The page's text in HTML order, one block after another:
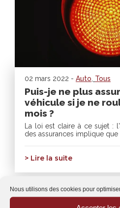
Nous utilisons des cookies pour
02 mars 2022 - Auto Tous
Puis-je ne plus
véhicule si je ne
mois ?
La loi est claire à ce sujet :
des assurances implique que
> Lire la suite